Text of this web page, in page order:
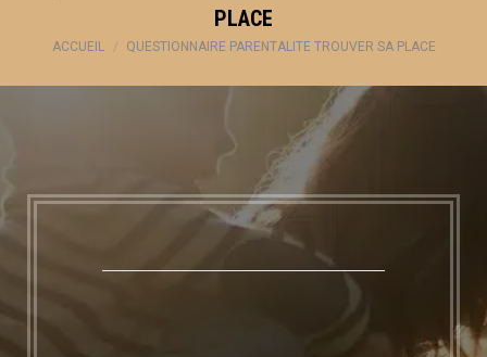
PLACE
Vous êtes ici :
ACCUEIL QUESTIONNAIRE PARENTALITE TROUVER SA PLACE